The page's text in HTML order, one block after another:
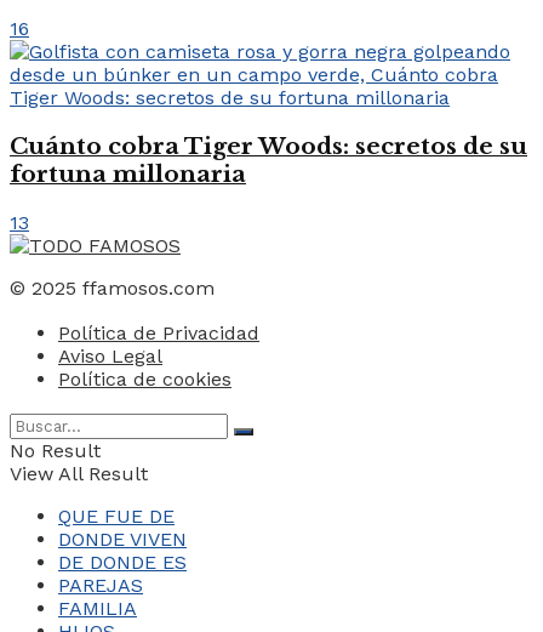
16
Cuánto cobra Tiger Woods: secretos de su
fortuna millonaria
13
© 2025 ffamosos.com
Política de Privacidad
Aviso Legal
Política de cookies
No Result
View All Result
QUE FUE DE
DONDE VIVEN
DE DONDE ES
PAREJAS
FAMILIA